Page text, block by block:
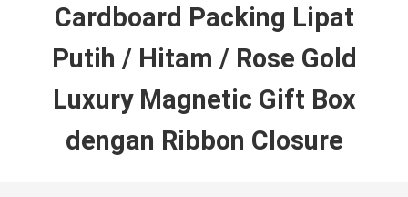
PRODUK
VIDEO
Cardboard Packing Lipat
Putih / Hitam / Rose Gold
Luxury Magnetic Gift Box
dengan Ribbon Closure